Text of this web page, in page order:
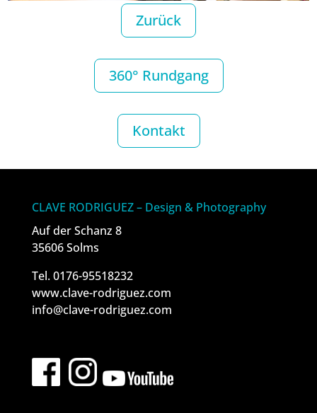
Zurück
360° Rundgang
Kontakt
CLAVE RODRIGUEZ – Design & Photography
Auf der Schanz 8
35606 Solms
Tel. 0176-95518232
www.clave-rodriguez.com
info@clave-rodriguez.com